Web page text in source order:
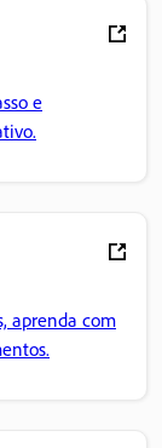
e
aprenda com